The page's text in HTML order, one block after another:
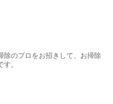
除のプロをお招きして、お掃除
。